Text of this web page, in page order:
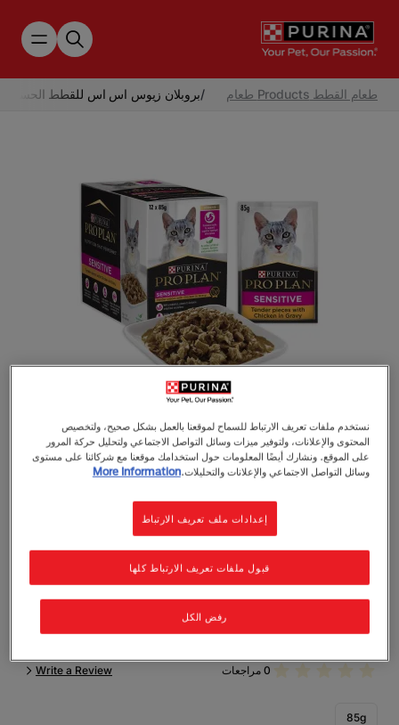
طعام القطط Products طعام /بروبلان زيوس اس اس للقطط
بروبلان زيوس اس اس للقطط الحساسه مع الدجاج فى
يوفر طعام بروبلان الرطب فى المرق للبالغين الحساسين مع
الدجاج تغذية كاملة ومتوازنة وقد تمت صياغته لتلبية المستويات
الغذائية التي وضعتها AAFCO (رابطة مسؤولي التحكم في
الأعلاف الأمريكية) لصيانة البالغين.
0 مراجعات Write a Review
85g
نستخدم ملفات تعريف الارتباط للسماح لموقعنا بالعمل بشكل صحيح، ولتخصيص
المحتوى والإعلانات، ولتوفير ميزات وسائل التواصل الاجتماعي ولتحليل حركة المرور
على الموقع. ونشارك أيضًا المعلومات حول استخدامك موقعنا مع شركائنا على مستوى
وسائل التواصل الاجتماعي والإعلانات والتحليلات.More Information
إعدادات ملف تعريف الارتباط
رفض الكل
قبول ملفات تعريف الارتباط كلها